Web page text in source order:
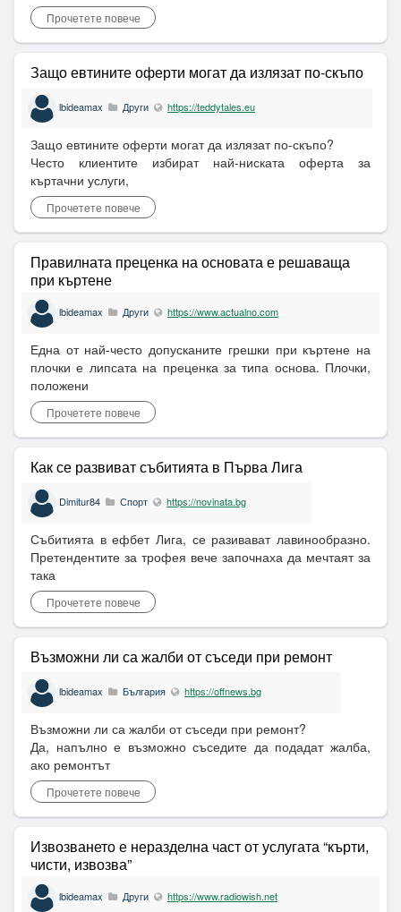
Прочетете повече
Защо евтините оферти могат да излязат по-скъпо
lbideamax Други https://teddytales.eu
Защо евтините оферти могат да излязат по-скъпо?
Често клиентите избират най-ниската оферта за
къртачни услуги,
Прочетете повече
Правилната преценка на основата е решаваща
при къртене
lbideamax Други https://www.actualno.com
Една от най-често допусканите грешки при къртене на
плочки е липсата на преценка за типа основа. Плочки,
положени
Прочетете повече
Как се развиват събитията в Първа Лига
Dimitur84 Спорт https://novinata.bg
Събитията в ефбет Лига, се разивават лавинообразно.
Претендентите за трофея вече започнаха да мечтаят за
така
Прочетете повече
Възможни ли са жалби от съседи при ремонт
lbideamax България https://offnews.bg
Възможни ли са жалби от съседи при ремонт?
Да, напълно е възможно съседите да подадат жалба,
ако ремонтът
Прочетете повече
Извозването е неразделна част от услугата “кърти,
чисти, извозва”
lbideamax Други https://www.radiowish.net